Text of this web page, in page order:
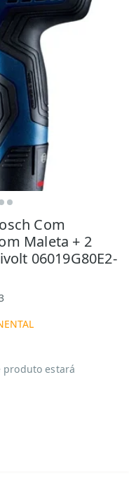
Com
Maleta + 2
06019G80E2-
produto estará